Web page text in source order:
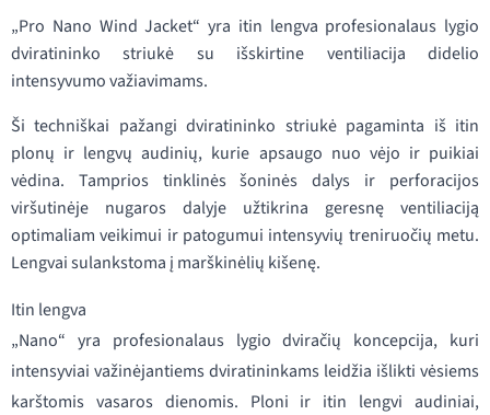
„Pro Nano Wind Jacket“ yra itin lengva profesionalaus lygio
dviratininko striukė su išskirtine ventiliacija didelio
intensyvumo važiavimams.
Ši techniškai pažangi dviratininko striukė pagaminta iš itin
plonų ir lengvų audinių, kurie apsaugo nuo vėjo ir puikiai
vėdina. Tamprios tinklinės šoninės dalys ir perforacijos
viršutinėje nugaros dalyje užtikrina geresnę ventiliaciją
optimaliam veikimui ir patogumui intensyvių treniruočių metu.
Lengvai sulankstoma į marškinėlių kišenę.
Itin lengva
„Nano“ yra profesionalaus lygio dviračių koncepcija, kuri
intensyviai važinėjantiems dviratininkams leidžia išlikti vėsiems
karštomis vasaros dienomis. Ploni ir itin lengvi audiniai,